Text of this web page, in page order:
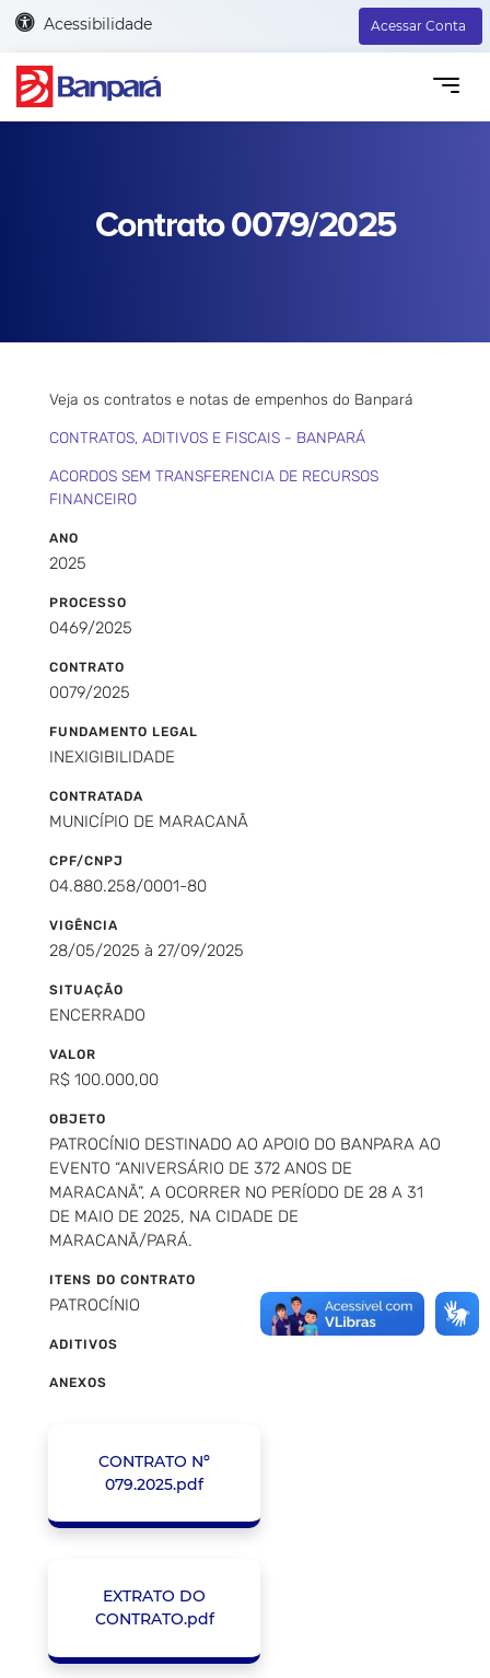
Acessibilidade Acessar Conta
Contrato 0079/2025
Veja os contratos e notas de empenhos do Banpará
CONTRATOS, ADITIVOS E FISCAIS - BANPARÁ
ACORDOS SEM TRANSFERENCIA DE RECURSOS
FINANCEIRO
ANO
2025
PROCESSO
0469/2025
CONTRATO
0079/2025
FUNDAMENTO LEGAL
INEXIGIBILIDADE
CONTRATADA
MUNICÍPIO DE MARACANÃ
CPF/CNPJ
04.880.258/0001-80
VIGÊNCIA
28/05/2025 à 27/09/2025
SITUAÇÃO
ENCERRADO
VALOR
R$ 100.000,00
OBJETO
PATROCÍNIO DESTINADO AO APOIO DO BANPARA AO
EVENTO “ANIVERSÁRIO DE 372 ANOS DE
MARACANÃ”, A OCORRER NO PERÍODO DE 28 A 31
DE MAIO DE 2025, NA CIDADE DE
MARACANÃ/PARÁ.
ITENS DO CONTRATO
PATROCÍNIO
ADITIVOS
ANEXOS
CONTRATO Nº
079.2025.pdf
EXTRATO DO
CONTRATO.pdf